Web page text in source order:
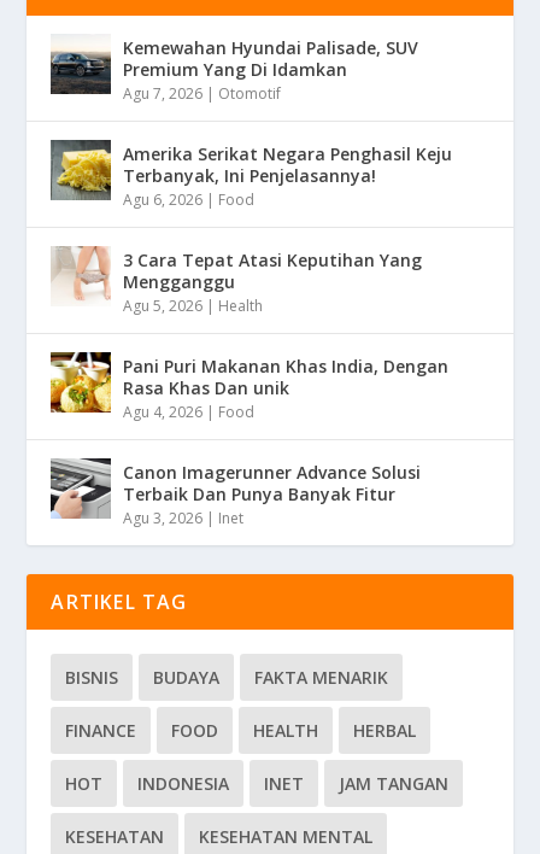
Kemewahan Hyundai Palisade, SUV
Premium Yang Di Idamkan
Agu 7, 2026 Otomotif
Amerika Serikat Negara Penghasil Keju
Terbanyak, Ini Penjelasannya!
Agu 6, 2026 Food
3 Cara Tepat Atasi Keputihan Yang
Mengganggu
Agu 5, 2026 Health
Pani Puri Makanan Khas India, Dengan
Rasa Khas Dan unik
Agu 4, 2026 Food
Canon Imagerunner Advance Solusi
Terbaik Dan Punya Banyak Fitur
Agu 3, 2026 Inet
ARTIKEL TAG
BISNIS BUDAYA FAKTA MENARIK
FINANCE FOOD HEALTH HERBAL
HOT INDONESIA INET JAM TANGAN
KESEHATAN KESEHATAN MENTAL